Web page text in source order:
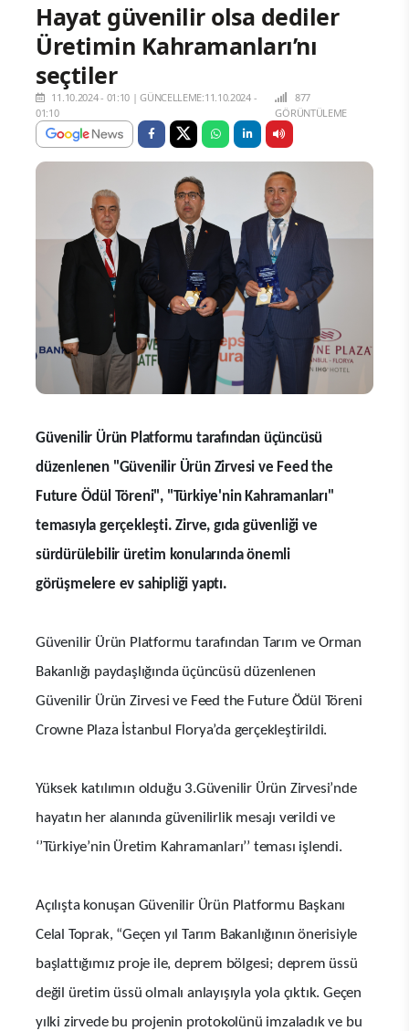
Hayat güvenilir olsa dediler
Üretimin Kahramanları’nı
seçtiler
11.10.2024 - 01:10 |GÜNCELLEME:11.10.2024 -
01:10
877
GÖRÜNTÜLEME
Güvenilir Ürün Platformu tarafından üçüncüsü
düzenlenen "Güvenilir Ürün Zirvesi ve Feed the
Future Ödül Töreni", "Türkiye'nin Kahramanları"
temasıyla gerçekleşti. Zirve, gıda güvenliği ve
sürdürülebilir üretim konularında önemli
görüşmelere ev sahipliği yaptı.
Güvenilir Ürün Platformu tarafından Tarım ve Orman
Bakanlığı paydaşlığında üçüncüsü düzenlenen
Güvenilir Ürün Zirvesi ve Feed the Future Ödül Töreni
Crowne Plaza İstanbul Florya’da gerçekleştirildi.
Yüksek katılımın olduğu 3.Güvenilir Ürün Zirvesi’nde
hayatın her alanında güvenilirlik mesajı verildi ve
‘’Türkiye’nin Üretim Kahramanları’’ teması işlendi.
Açılışta konuşan Güvenilir Ürün Platformu Başkanı
Celal Toprak, “Geçen yıl Tarım Bakanlığının önerisiyle
başlattığımız proje ile, deprem bölgesi; deprem üssü
değil üretim üssü olmalı anlayışıyla yola çıktık. Geçen
yılki zirvede bu projenin protokolünü imzaladık ve bu